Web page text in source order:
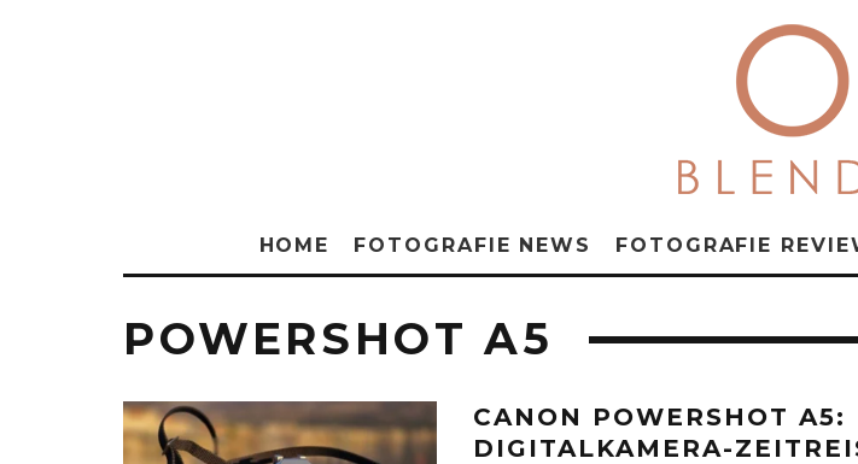
HOME FOTOGRAFIE NEWS FOTOGRAFIE
POWERSHOT A5
CANON POWERSHOT A5:
DIGITALKAMERA-